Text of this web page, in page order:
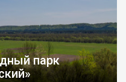
парк